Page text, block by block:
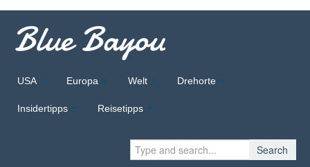
Blue Bayou
USA Europa Welt Drehorte
Insidertipps Reisetipps
Search